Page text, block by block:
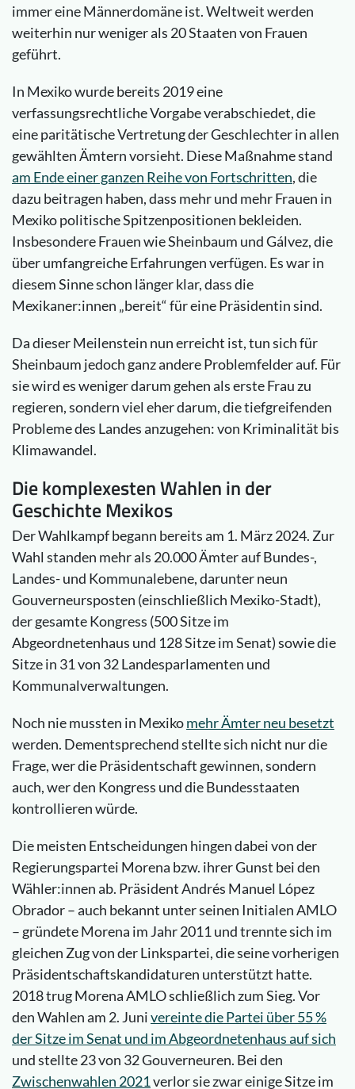
immer eine Männerdomäne ist. Weltweit werden
weiterhin nur weniger als 20 Staaten von Frauen
geführt.
In Mexiko wurde bereits 2019 eine
verfassungsrechtliche Vorgabe verabschiedet, die
eine paritätische Vertretung der Geschlechter in allen
gewählten Ämtern vorsieht. Diese Maßnahme stand
am Ende einer ganzen Reihe von Fortschritten, die
dazu beitragen haben, dass mehr und mehr Frauen in
Mexiko politische Spitzenpositionen bekleiden.
Insbesondere Frauen wie Sheinbaum und Gálvez, die
über umfangreiche Erfahrungen verfügen. Es war in
diesem Sinne schon länger klar, dass die
Mexikaner:innen „bereit“ für eine Präsidentin sind.
Da dieser Meilenstein nun erreicht ist, tun sich für
Sheinbaum jedoch ganz andere Problemfelder auf. Für
sie wird es weniger darum gehen als erste Frau zu
regieren, sondern viel eher darum, die tiefgreifenden
Probleme des Landes anzugehen: von Kriminalität bis
Klimawandel.
Die komplexesten Wahlen in der
Geschichte Mexikos
Der Wahlkampf begann bereits am 1. März 2024. Zur
Wahl standen mehr als 20.000 Ämter auf Bundes-,
Landes- und Kommunalebene, darunter neun
Gouverneursposten (einschließlich Mexiko-Stadt),
der gesamte Kongress (500 Sitze im
Abgeordnetenhaus und 128 Sitze im Senat) sowie die
Sitze in 31 von 32 Landesparlamenten und
Kommunalverwaltungen.
Noch nie mussten in Mexikomehr Ämter neu besetzt
werden. Dementsprechend stellte sich nicht nur die
Frage, wer die Präsidentschaft gewinnen, sondern
auch, wer den Kongress und die Bundesstaaten
kontrollieren würde.
Die meisten Entscheidungen hingen dabei von der
Regierungspartei Morena bzw. ihrer Gunst bei den
Wähler:innen ab. Präsident Andrés Manuel López
Obrador – auch bekannt unter seinen Initialen AMLO
– gründete Morena im Jahr 2011 und trennte sich im
gleichen Zug von der Linkspartei, die seine vorherigen
Präsidentschaftskandidaturen unterstützt hatte.
2018 trug Morena AMLO schließlich zum Sieg. Vor
den Wahlen am 2. Junivereinte die Partei über 55 %
der Sitze im Senat und im Abgeordnetenhaus auf sich
und stellte 23 von 32 Gouverneuren. Bei den
Zwischenwahlen 2021verlor sie zwar einige Sitze im